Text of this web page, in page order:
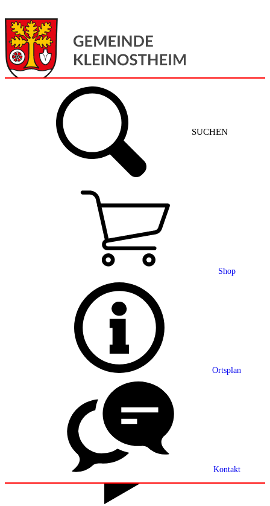
SUCHEN
Shop
Ortsplan
Kontakt
Gemeinde + Service
Grußwort
Ortsplan
Partnerschaft
Statistik
Mitteilungsblatt